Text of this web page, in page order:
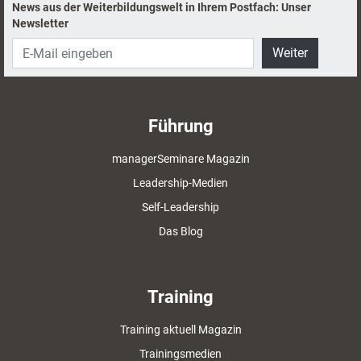
News aus der Weiterbildungswelt in Ihrem Postfach: Unser
Newsletter
Weiter
Führung
managerSeminare Magazin
Leadership-Medien
Self-Leadership
Das Blog
Training
Training aktuell Magazin
Trainingsmedien